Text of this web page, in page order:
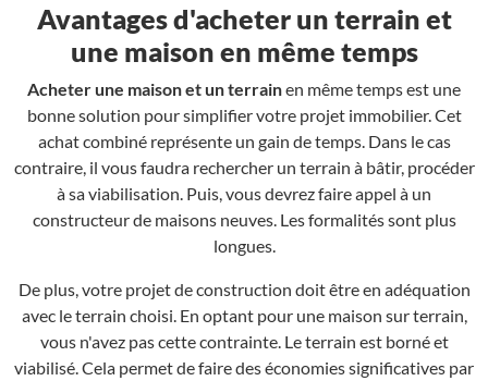
Avantages d'acheter un terrain et
une maison en même temps
Acheter une maison et un terrainen même temps est une
bonne solution pour simplifier votre projet immobilier. Cet
achat combiné représente un gain de temps. Dans le cas
contraire, il vous faudra rechercher un terrain à bâtir, procéder
à sa viabilisation. Puis, vous devrez faire appel à un
constructeur de maisons neuves. Les formalités sont plus
longues.
De plus, votre projet de construction doit être en adéquation
avec le terrain choisi. En optant pour une maison sur terrain,
vous n'avez pas cette contrainte. Le terrain est borné et
viabilisé. Cela permet de faire des économies significatives par